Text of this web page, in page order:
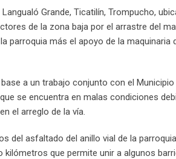
Grande, Ticatilín, Trompucho,
de la zona baja por el arrastre del
parroquia más el apoyo de la
a un trabajo conjunto con el
se encuentra en malas condiciones
el arreglo de la vía.
del asfaltado del anillo vial de la
kilómetros que permite unir a algunos